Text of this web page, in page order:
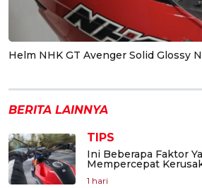
Helm NHK GT Avenger Solid Glossy
BERITA LAINNYA
TIPS
Ini Beberapa Faktor
Mempercepat
1 hari